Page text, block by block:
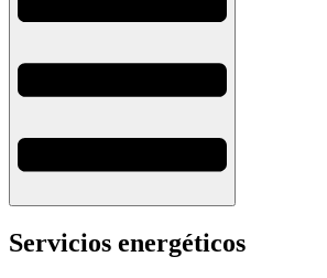
Servicios energéticos